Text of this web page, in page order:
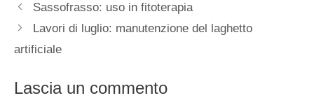
Sassofrasso: uso in fitoterapia
Lavori di luglio: manutenzione del laghetto
artificiale
Lascia un commento